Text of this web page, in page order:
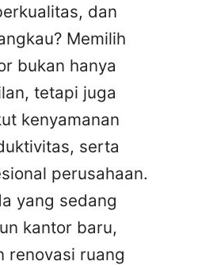
dan
Memilih
bukan hanya
tetapi juga
kenyamanan
serta
perusahaan.
yang sedang
kantor baru,
renovasi ruang